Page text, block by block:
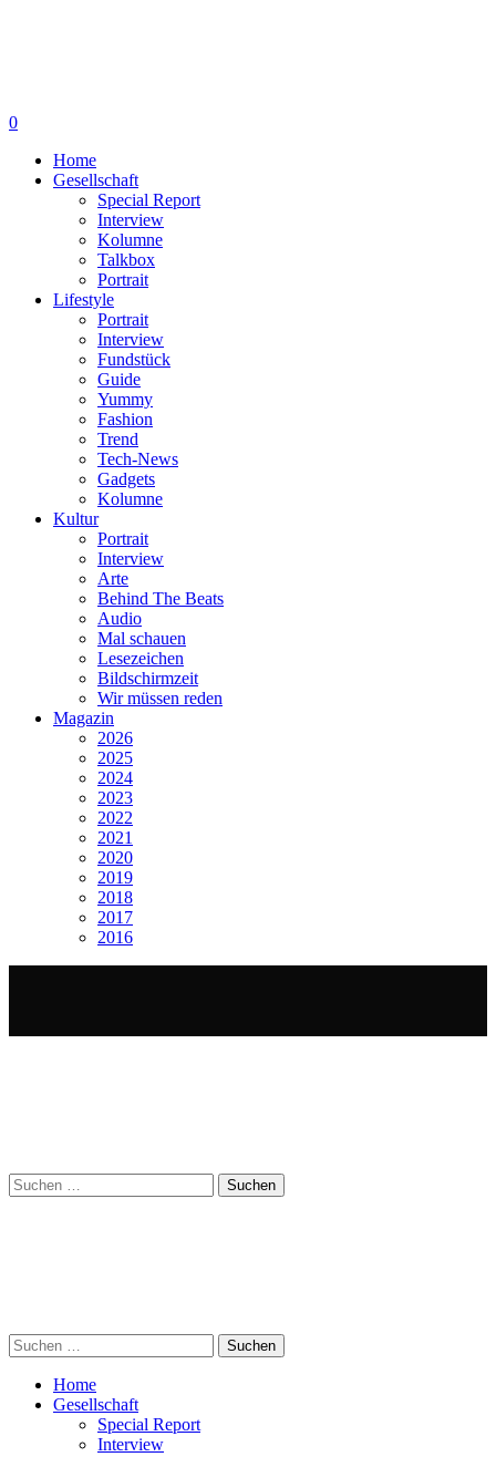
0
Home
Gesellschaft
Special Report
Interview
Kolumne
Talkbox
Portrait
Lifestyle
Portrait
Interview
Fundstück
Guide
Yummy
Fashion
Trend
Tech-News
Gadgets
Kolumne
Kultur
Portrait
Interview
Arte
Behind The Beats
Audio
Mal schauen
Lesezeichen
Bildschirmzeit
Wir müssen reden
Magazin
2026
2025
2024
2023
2022
2021
2020
2019
2018
2017
2016
Suchen
nach:
Suchen
nach:
Home
Gesellschaft
Special Report
Interview